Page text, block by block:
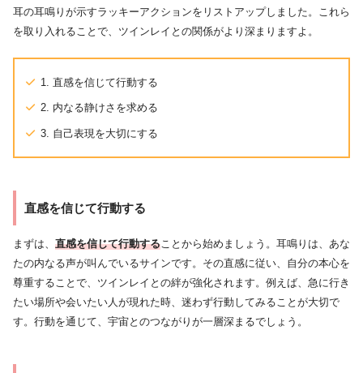
耳の耳鳴りが示すラッキーアクションをリストアップしました。これら
を取り入れることで、ツインレイとの関係がより深まりますよ。
1. 直感を信じて行動する
2. 内なる静けさを求める
3. 自己表現を大切にする
直感を信じて行動する
まずは、 直感を信じて行動することから始めましょう。耳鳴りは、あな
たの内なる声が叫んでいるサインです。その直感に従い、自分の本心を
尊重することで、ツインレイとの絆が強化されます。例えば、急に行き
たい場所や会いたい人が現れた時、迷わず行動してみることが大切で
す。行動を通じて、宇宙とのつながりが一層深まるでしょう。